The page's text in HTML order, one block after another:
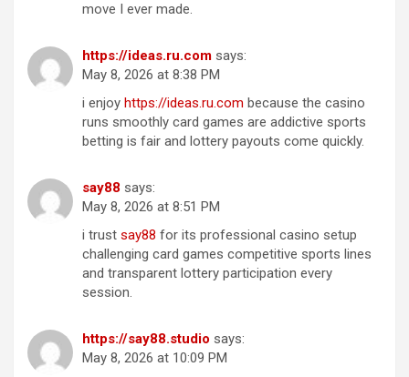
move I ever made.
ht​t​ps:/​/​i​d​e​a​s​.ru​.​com says:
May 8, 2026 at 8:38 PM
i enjoy h​t​t​ps://i​dea​s.r​u.c​om because the casino
runs smoothly card games are addictive sports
betting is fair and lottery payouts come quickly.
sa​y​8​8 says:
May 8, 2026 at 8:51 PM
i trust say88 for its professional casino setup
challenging card games competitive sports lines
and transparent lottery participation every
session.
ht​t​p​s:​//say​8​8​.s​tud​io says:
May 8, 2026 at 10:09 PM